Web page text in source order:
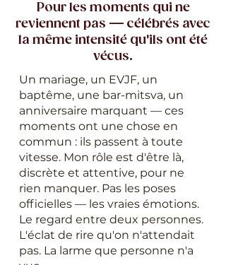
Pour les moments qui ne
reviennent pas — célébrés avec
la même intensité qu'ils ont été
vécus.
Un mariage, un EVJF, un
baptême, une bar-mitsva, un
anniversaire marquant — ces
moments ont une chose en
commun : ils passent à toute
vitesse. Mon rôle est d'être là,
discrète et attentive, pour ne
rien manquer. Pas les poses
officielles — les vraies émotions.
Le regard entre deux personnes.
L'éclat de rire qu'on n'attendait
pas. La larme que personne n'a